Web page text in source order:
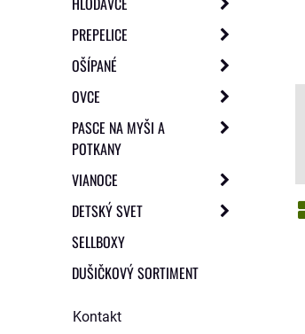
PREPELICE
OŠÍPANÉ
OVCE
PASCE NA MYŠI A
POTKANY
VIANOCE
DETSKÝ SVET
SELLBOXY
DUŠIČKOVÝ SORTIMENT
Kontakt